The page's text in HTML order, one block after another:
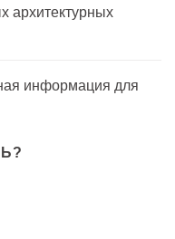
архитектурных
информация для